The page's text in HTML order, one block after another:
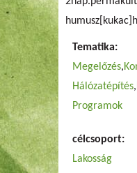
Tematika:
Megelőzés
Hálózatépítés
Programok
célcsoport:
Lakosság